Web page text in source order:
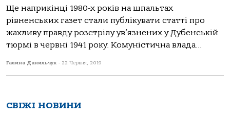
Ще наприкінці 1980-х років на шпальтах
рівненських газет стали публікувати статті про
жахливу правду розстрілу ув’язнених у Дубенській
тюрмі в червні 1941 року. Комуністична влада...
Галина Данильчук - 22 Червня, 2019
СВІЖІ НОВИНИ